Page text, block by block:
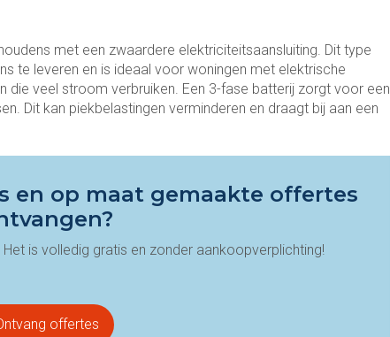
met een zwaardere elektriciteitsaansluiting. Dit type
te leveren en is ideaal voor woningen met elektrische
die veel stroom verbruiken. Een 3-fase batterij zorgt voor een
Dit kan piekbelastingen verminderen en draagt bij aan een
en op maat gemaakte offertes
is volledig gratis en zonder aankoopverplichting!
offertes